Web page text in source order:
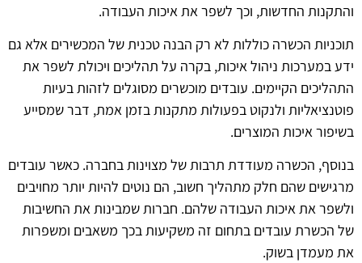
והתקנות החדשות, וכך לשפר את איכות העבודה.
תוכניות הכשרה כוללות לא רק הבנה טכנית של המכשירים אלא גם
ידע במערכות ניהול איכות, בקרה על תהליכים ויכולת לשפר את
התהליכים הקיימים. עובדים מוכשרים מסוגלים לזהות בעיות
פוטנציאליות ולנקוט בפעולות מתקנות בזמן אמת, דבר שמסייע
בשיפור איכות המוצרים.
בנוסף, הכשרה מעודדת תרבות של מצוינות בחברה. כאשר עובדים
מרגישים שהם חלק מתהליך חשוב, הם נוטים להיות יותר מחויבים
ולשפר את איכות העבודה שלהם. חברות שמבינות את החשיבות
של הכשרת עובדים בתחום זה משקיעות בכך משאבים ומשפרות
את מעמדן בשוק.